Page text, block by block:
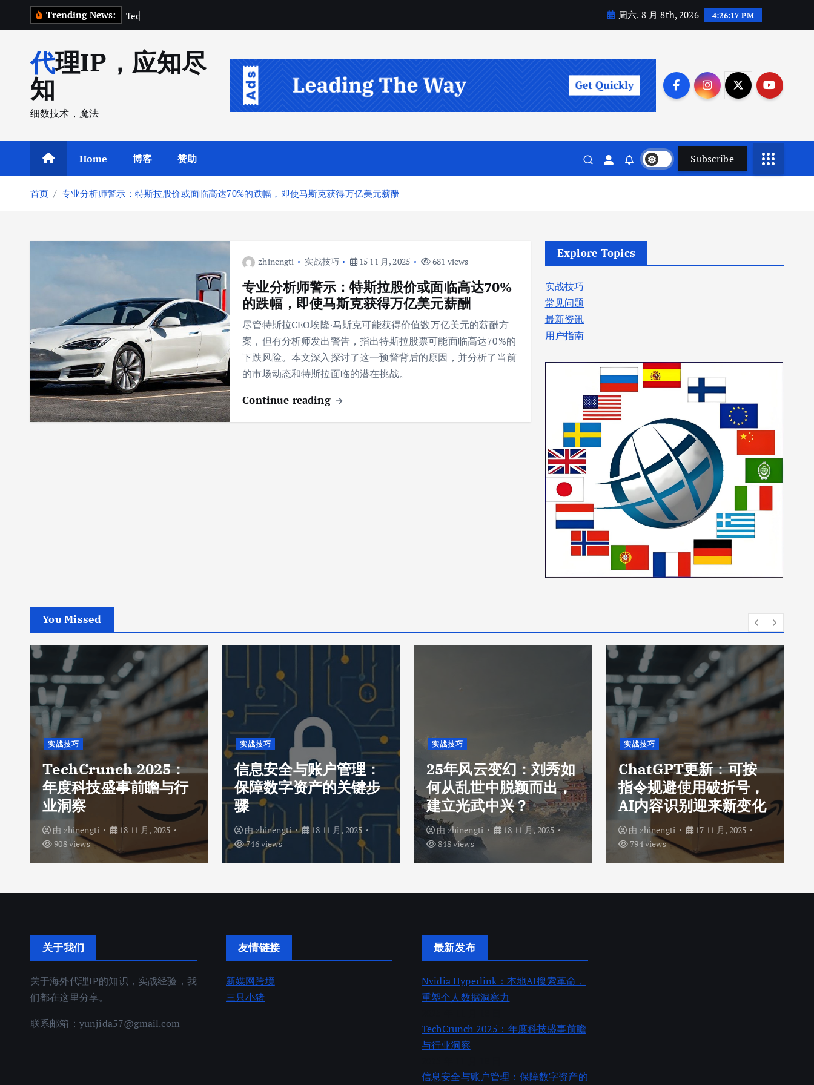
Trending News: Tec 周六. 8 月 8th, 2026 4:26:18 PM
代理IP，应知尽
知
细数技术，魔法
Home 博客 赞助 Subscribe
首页 专业分析师警示：特斯拉股价或面临高达70%的跌幅，即使马斯克获得万亿美元薪酬
zhinengti 实战技巧 15 11 月, 2025 681 views
专业分析师警示：特斯拉股价或面临高达70%
的跌幅，即使马斯克获得万亿美元薪酬
尽管特斯拉CEO埃隆·马斯克可能获得价值数万亿美元的薪酬方
案，但有分析师发出警告，指出特斯拉股票可能面临高达70%的
下跌风险。本文深入探讨了这一预警背后的原因，并分析了当前
的市场动态和特斯拉面临的潜在挑战。
Continue reading
Explore Topics
实战技巧
常见问题
最新资讯
用户指南
You Missed
实战技巧
TechCrunch 2025：
年度科技盛事前瞻与行
业洞察
由 zhinengti
18 11 月, 2025
908 views
实战技巧
信息安全与账户管理：
保障数字资产的关键步
骤
由zhinengti
18 11 月, 2025
746 views
实战技巧
25年风云变幻：刘秀如
何从乱世中脱颖而出，
建立光武中兴？
由 zhinengti
18 11 月, 2025
848 views
实战技巧
ChatGPT更新：可按
指令规避使用破折号，
AI内容识别迎来新变化
由 zhinengti
17 11 月, 2025
794 views
关于我们
关于海外代理IP的知识，实战经验，我
们都在这里分享。
联系邮箱： yunjida57@gmail.com
友情链接
新媒网跨境
三只小猪
最新发布
Nvidia Hyperlink：本地AI搜索革命，
重塑个人数据洞察力
TechCrunch 2025：年度科技盛事前瞻
与行业洞察
信息安全与账户管理：保障数字资产的